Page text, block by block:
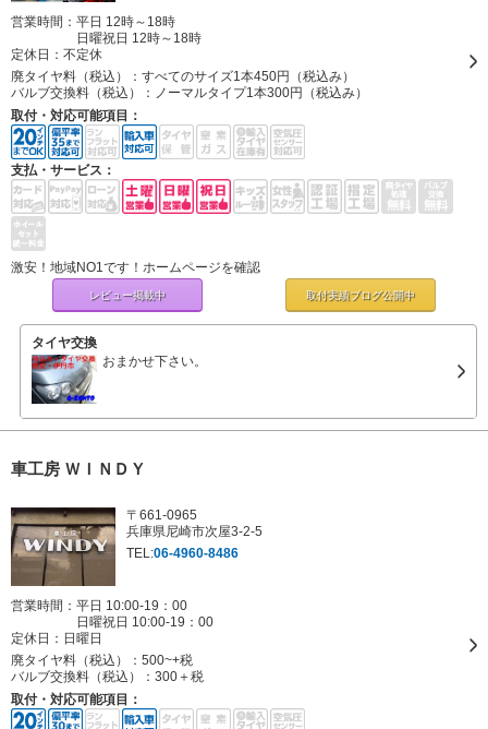
営業時間：平日 12時～18時
日曜祝日 12時～18時
定休日： 不定休
廃タイヤ料（税込）： すべてのサイズ1本450円（税込み）
バルブ交換料（税込）： ノーマルタイプ1本300円（税込み）
取付・対応可能項目：
支払・サービス：
激安！地域NO1です！ホームページを確認
レビュー掲載中 取付実績ブログ公開中
タイヤ交換
おまかせ下さい。
車工房 ＷＩＮＤＹ
〒661-0965
兵庫県尼崎市次屋3-2-5
TEL:06-4960-8486
営業時間：平日 10:00-19：00
日曜祝日 10:00-19：00
定休日： 日曜日
廃タイヤ料（税込）： 500~+税
バルブ交換料（税込）： 300＋税
取付・対応可能項目：